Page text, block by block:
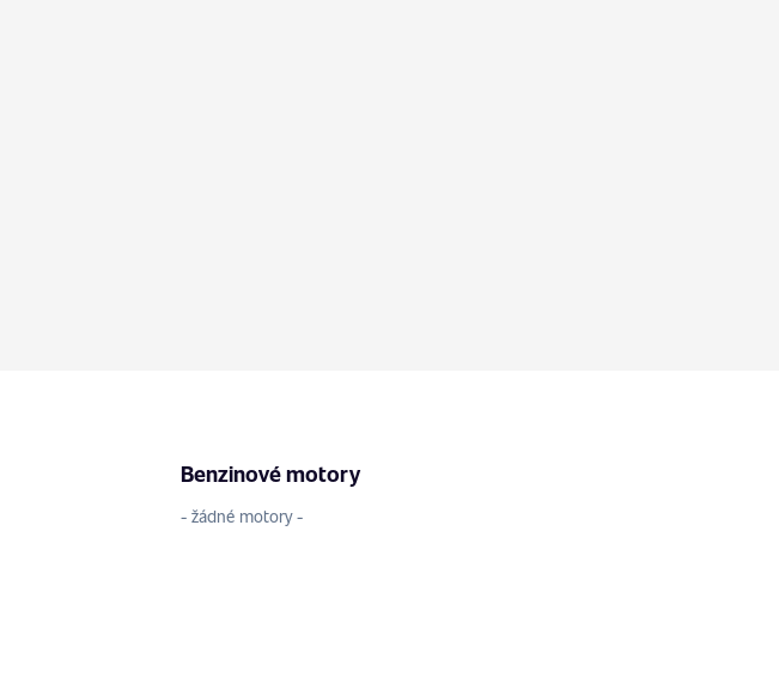
Benzinové motory
- žádné motory -